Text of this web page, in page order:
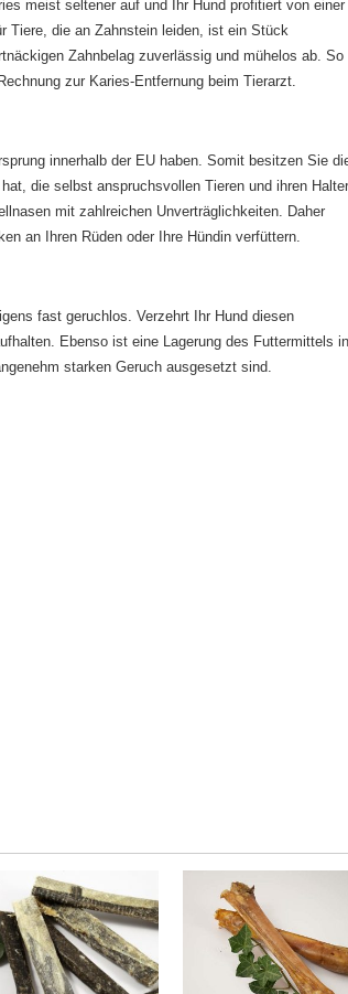
meist seltener auf und Ihr Hund profitiert von einer
Tiere, die an Zahnstein leiden, ist ein Stück
Zahnbelag zuverlässig und mühelos ab. So
zur Karies-Entfernung beim Tierarzt.
innerhalb der EU haben. Somit besitzen Sie
die selbst anspruchsvollen Tieren und ihren
mit zahlreichen Unverträglichkeiten. Daher
an Ihren Rüden oder Ihre Hündin verfüttern.
fast geruchlos. Verzehrt Ihr Hund diesen
Ebenso ist eine Lagerung des Futtermittels in
starken Geruch ausgesetzt sind.